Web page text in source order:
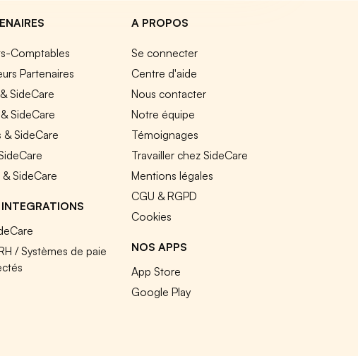
Comptables
Partenaires
SideCare
SideCare
& SideCare
& SideCare
/ Systèmes de paie
A PROPOS
Se connecter
Centre d'aide
Nous contacter
Notre équipe
Témoignages
Travailler chez SideCare
Mentions légales
CGU & RGPD
Cookies
NOS APPS
App Store
Google Play